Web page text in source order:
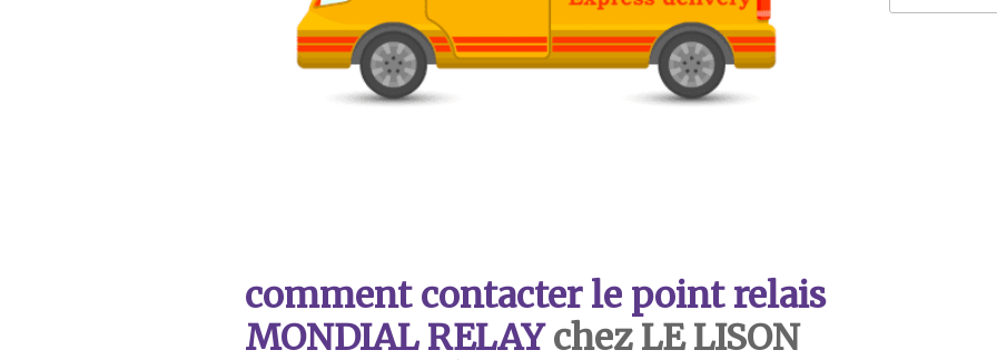
comment contacter le point relais
MONDIAL RELAYchez LE LISON